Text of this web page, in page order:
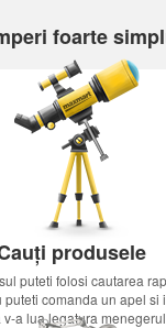
foarte
produsele
puteti folosi cautarea
comanda un apel si
a lua legatura